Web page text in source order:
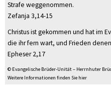
Strafe weggenommen.
Zefanja 3,14-15
Christus ist gekommen und hat im
die ihr fern wart, und Frieden
Epheser 2,17
© Evangelische Brüder-Unität – Herrnhuter
Weitere Informationen finden Sie hier